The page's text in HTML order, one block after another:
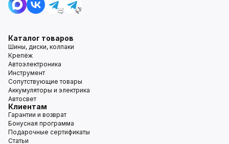
Каталог товаров
Шины, диски, колпаки
Крепёж
Автоэлектроника
Инструмент
Сопутствующие товары
Аккумуляторы и электрика
Автосвет
Клиентам
Гарантии и возврат
Бонусная программа
Подарочные сертификаты
Статьи